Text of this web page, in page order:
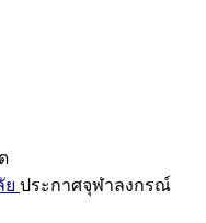
ย ประกาศจุฬาลงกรณ์